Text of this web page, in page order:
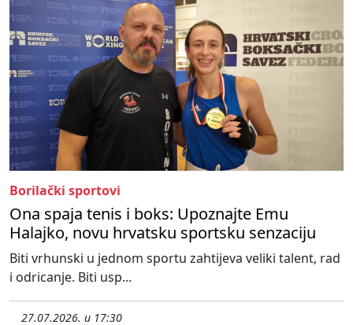
Borilački sportovi
Ona spaja tenis i boks: Upoznajte Emu
Halajko, novu hrvatsku sportsku senzaciju
Biti vrhunski u jednom sportu zahtijeva veliki talent, rad
i odricanje. Biti usp...
27.07.2026. u 17:30